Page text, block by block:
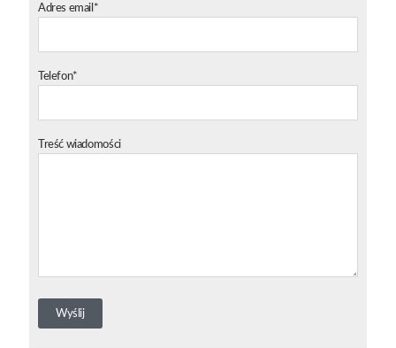
Adres email*
Telefon*
Treść wiadomości